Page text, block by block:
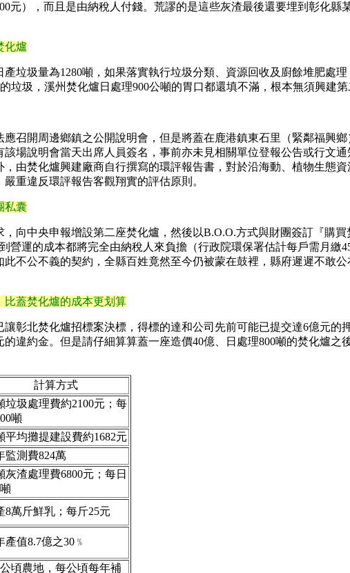
元），而且是由納稅人付錢。荒謬的是這些灰渣最後還要埋到彰化縣
化爐
圾量為1280噸，如果落實執行垃圾分類、資源回收及廚餘堆肥處理
垃圾，溪州焚化爐日處理900公噸的胃口都還填不滿，根本無須興建第
開周邊鄉鎮之公開說明會，但是將蓋在鹿港鎮東石里（緊鄰福興鄉
場說明會當天出席人員簽名，事前亦未見相關單位登報公告或行文
由焚化爐興建廠商自行撰寫的環評報告書，對於沿海動、植物生態
重違反環評報告客觀翔實的評估原則。
私囊
中央申報增設第二座焚化爐，然後以B.O.O.方式與財團簽訂『購買
營運的成本都將完全由納稅人來負擔（行政院環保署估計每戶需月繳
不公不義的契約，全縣百姓竟然至今仍被蒙在鼓裡，縣府遲遲不敢
比蓋焚化爐的成本更划算
北焚化爐招標案決標，得標的達和公司先前可能已提交達6億元的
違約金。但是請仔細算算蓋一座造價40億、日處理800噸的焚化爐之
計算方式
垃圾處理費約2100元；每
噸
平均攤提建設費約1682元
監測費824萬
灰渣處理費6800元；每日
8萬斤鮮乳；每斤25元
產值8.7億之30﹪
公頃農地，每公頃每年補